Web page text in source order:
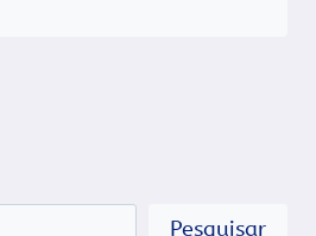
Pesquisar